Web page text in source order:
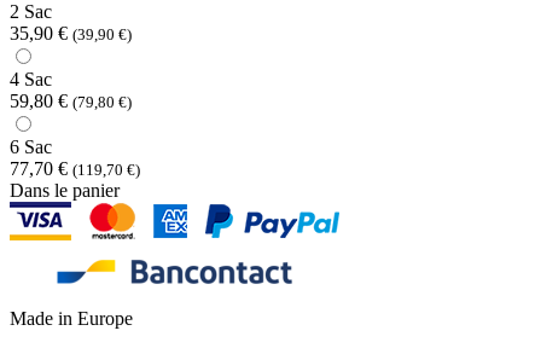
2 Sac
35,90 € (39,90 €)
4 Sac
59,80 € (79,80 €)
6 Sac
77,70 € (119,70 €)
Dans le panier
Made in Europe